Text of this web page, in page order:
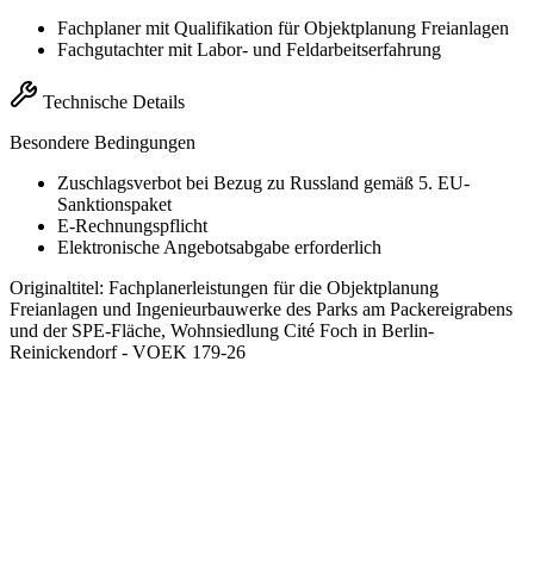
Fachplaner mit Qualifikation für Objektplanung Freianlagen
Fachgutachter mit Labor- und Feldarbeitserfahrung
Technische Details
Besondere Bedingungen
Zuschlagsverbot bei Bezug zu Russland gemäß 5. EU-
Sanktionspaket
E-Rechnungspflicht
Elektronische Angebotsabgabe erforderlich
Originaltitel: Fachplanerleistungen für die Objektplanung
Freianlagen und Ingenieurbauwerke des Parks am Packereigrabens
und der SPE-Fläche, Wohnsiedlung Cité Foch in Berlin-
Reinickendorf - VOEK 179-26